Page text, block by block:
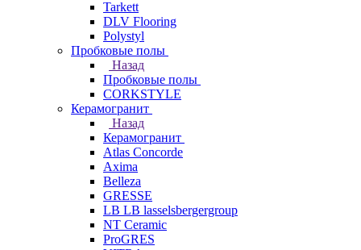
Tarkett
DLV Flooring
Polystyl
Пробковые полы
Назад
Пробковые полы
CORKSTYLE
Керамогранит
Назад
Керамогранит
Atlas Concorde
Axima
Belleza
GRESSE
LB LB lasselsbergergroup
NT Ceramic
ProGRES